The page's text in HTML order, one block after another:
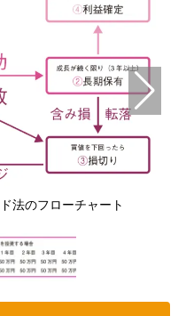
法のフローチャート